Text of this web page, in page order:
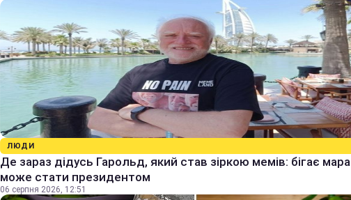
ЛЮДИ
Де зараз дідусь Гарольд, який став зіркою мемів: бігає
може стати президентом
06 серпня 2026, 12:51